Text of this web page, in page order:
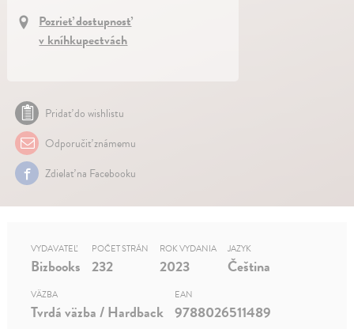
Pozrieť dostupnosť
v kníhkupectvách
Pridať do wishlistu
Odporučiť známemu
Zdielať na Facebooku
VYDAVATEĽ
Bizbooks
POČET STRÁN
232
ROK VYDANIA
2023
JAZYK
Čeština
VÄZBA
Tvrdá väzba / Hardback
EAN
9788026511489